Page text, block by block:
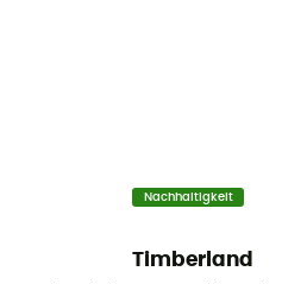
Nachhaltigkeit
Timberland